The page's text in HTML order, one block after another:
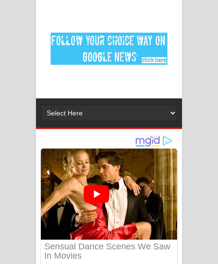
Dai Dai Lyrics - Shakira, Burna Boy |
2026 football world cup song lyrics
Niwuna Numba Hinda Song Lyrics -
නිවුනා නුඹ හින්දා ගීතයේ පද පෙළ
Numba Dun Aadare Song Lyrics - නුඹ
දුන් ආදරේ ගීතයේ පද පෙළ
Liyamuda Dan Anagathe Song Lyrics